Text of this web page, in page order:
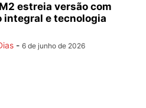
estreia versão com
integral e tecnologia
- 6 de junho de 2026